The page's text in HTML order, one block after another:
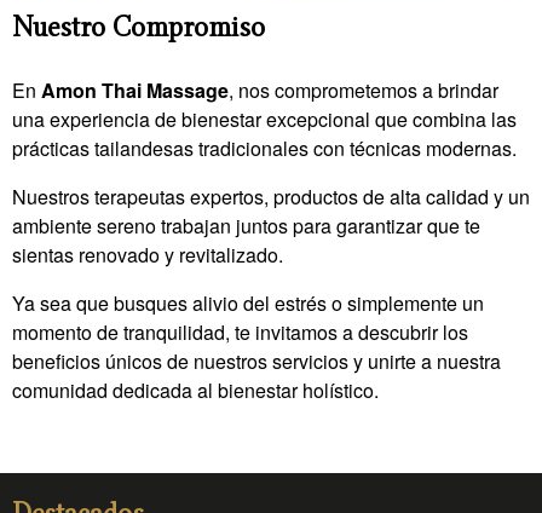
Nuestro Compromiso
En Amon Thai Massage, nos comprometemos a brindar
una experiencia de bienestar excepcional que combina las
prácticas tailandesas tradicionales con técnicas modernas.
Nuestros terapeutas expertos, productos de alta calidad y un
ambiente sereno trabajan juntos para garantizar que te
sientas renovado y revitalizado.
Ya sea que busques alivio del estrés o simplemente un
momento de tranquilidad, te invitamos a descubrir los
beneficios únicos de nuestros servicios y unirte a nuestra
comunidad dedicada al bienestar holístico.